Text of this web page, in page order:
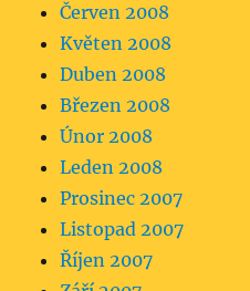
Červen 2008
Květen 2008
Duben 2008
Březen 2008
Únor 2008
Leden 2008
Prosinec 2007
Listopad 2007
Říjen 2007